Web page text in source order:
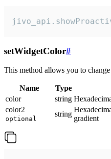
setWidgetColor#
This method allows you to
Name Type
color
string
color2
optional
string
gradient